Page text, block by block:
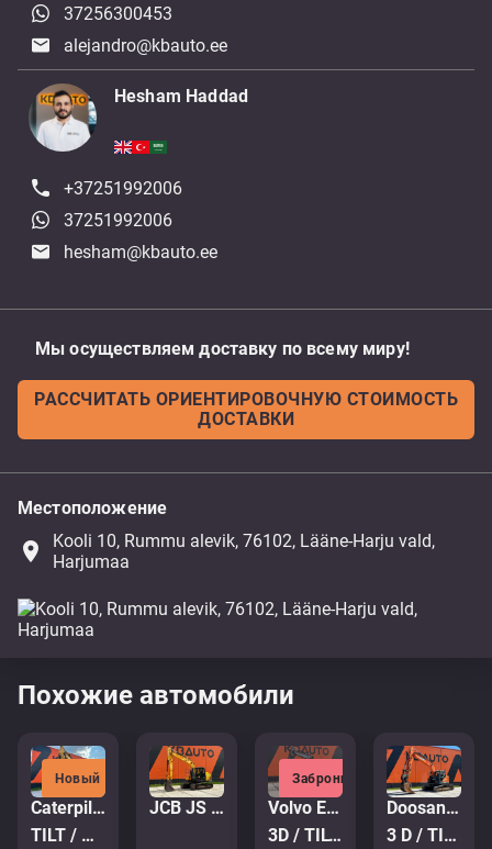
37256300453
alejandro@kbauto.ee
Hesham Haddad
+37251992006
37251992006
hesham@kbauto.ee
Мы осуществляем доставку по всему миру!
РАССЧИТАТЬ ОРИЕНТИРОВОЧНУЮ СТОИМОСТЬ
ДОСТАВКИ
Местоположение
place
Kooli 10, Rummu alevik, 76102, Lääne-Harju vald,
Harjumaa
Похожие автомобили
Новый
Caterpillar 320 GC
TILT / AC / CENTRAL LUBRICATION
JCB JS 130 LC + T4F
Забронировано
Volvo EWR 150 E
3D / TILTROTATOR / AC / CENTRAL LUBRICATION
Doosan DX 235 LCR-5
3 D / TILTROTATOR / CENTRAL LUBRICATION / AC